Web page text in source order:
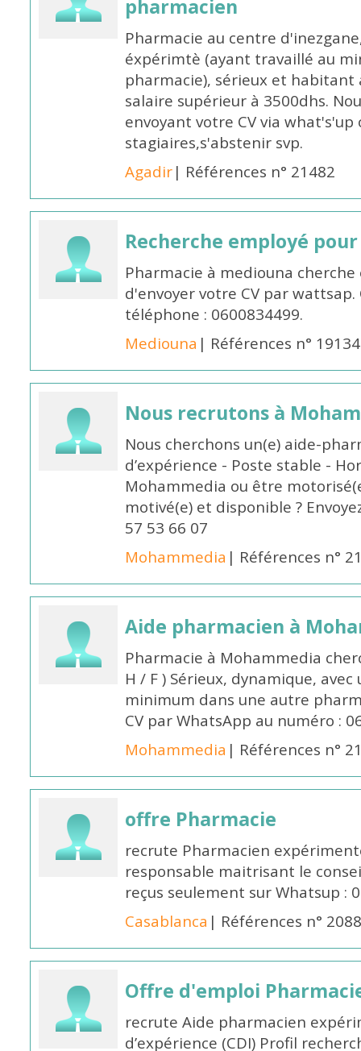
pharmacien
Pharmacie au centre
éxpérimtè (ayant travaillé au
pharmacie), sérieux et habitant
salaire supérieur à 3500dhs.
envoyant votre CV via
stagiaires,s'abstenir svp.
Agadir| Références n° 21482
Recherche employé
Pharmacie à mediouna
d'envoyer votre CV par
téléphone : 0600834499.
Mediouna | Références n° 19134
Nous recrutons à
Nous cherchons un(e) aide-
d’expérience - Poste stable -
Mohammedia ou être
motivé(e) et disponible ?
57 53 66 07
Mohammedia | Références n°
Aide pharmacien à
Pharmacie à Mohammedia
H / F ) Sérieux, dynamique,
minimum dans une autre
CV par WhatsApp au numéro :
Mohammedia | Références n°
offre Pharmacie
recrute Pharmacien
responsable maitrisant le
reçus seulement sur Whatsup :
Casablanca | Références n°
Offre d'emploi
recrute Aide pharmacien
d’expérience (CDI) Profil